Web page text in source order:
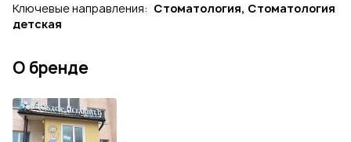
Ключевые направления: Стоматология, Стоматология
детская
О бренде